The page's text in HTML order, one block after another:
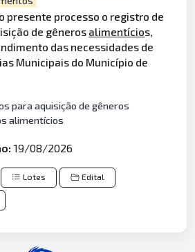
presente processo o registro de
de gêneros alimentícios,
das necessidades de
Municipais do Município de
para aquisição de gêneros
alimentícios
19/08/2026
Lotes Edital